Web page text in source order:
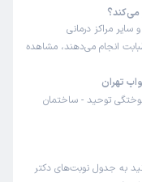
می‌کند؟
و سایر مراکز درمانی
انجام می‌دهند، مشاهده
تهران
سوختگی توحید - ساختمان
به جدول نوبت‌های دکتر